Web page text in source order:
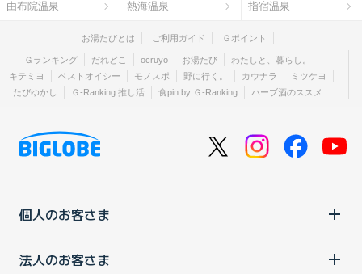
由布院温泉 熱海温泉 指宿温泉
お湯たびとは ご利用ガイド Ｇポイント
Ｇランキング だれどこ ocruyo お湯たび
わたしと、暮らし。
キテミヨ
ベストオイシー モノスポ 野に行く。 カウナラ
ミツケヨ
たびゆかし
Ｇ-Ranking 推し活 食pin by Ｇ-Ranking ハーブ酒のススメ
個人のお客さま
法人のお客さま